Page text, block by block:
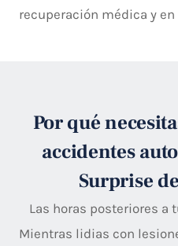
recuperación médica y
Por qué
accidentes
Surprise
Las horas posteriores a
Mientras lidias con